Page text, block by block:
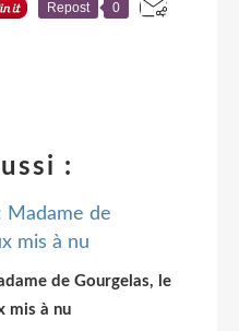
Repost 0
:
de Gourgelas, le
mis à nu